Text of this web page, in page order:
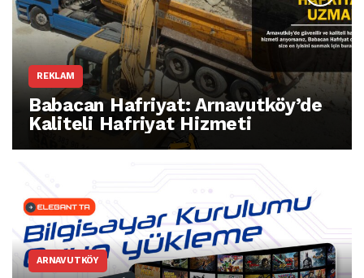
REKLAM
Babacan Hafriyat: Arnavutköy’de
Kaliteli Hafriyat Hizmeti
ARNAVUTKÖY